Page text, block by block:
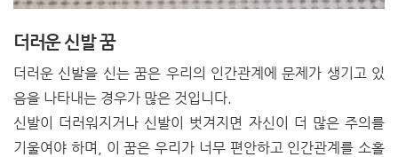
더러운 신발 꿈
더러운 신발을 신는 꿈은 우리의 인간관계에 문제가 생기고 있
음을 나타내는 경우가 많은 것입니다.
신발이 더러워지거나 신발이 벗겨지면 자신이 더 많은 주의를
기울여야 하며, 이 꿈은 우리가 너무 편안하고 인간관계를 소홀